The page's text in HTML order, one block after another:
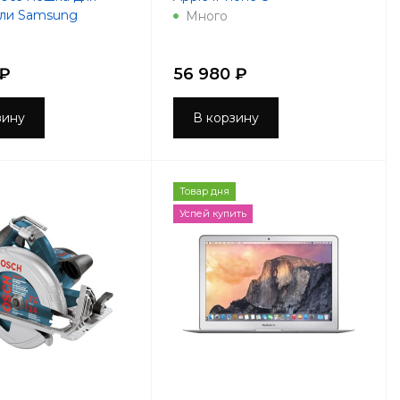
Samsung
Много
56 980 ₽
В корзину
Товар дня
Успей купить